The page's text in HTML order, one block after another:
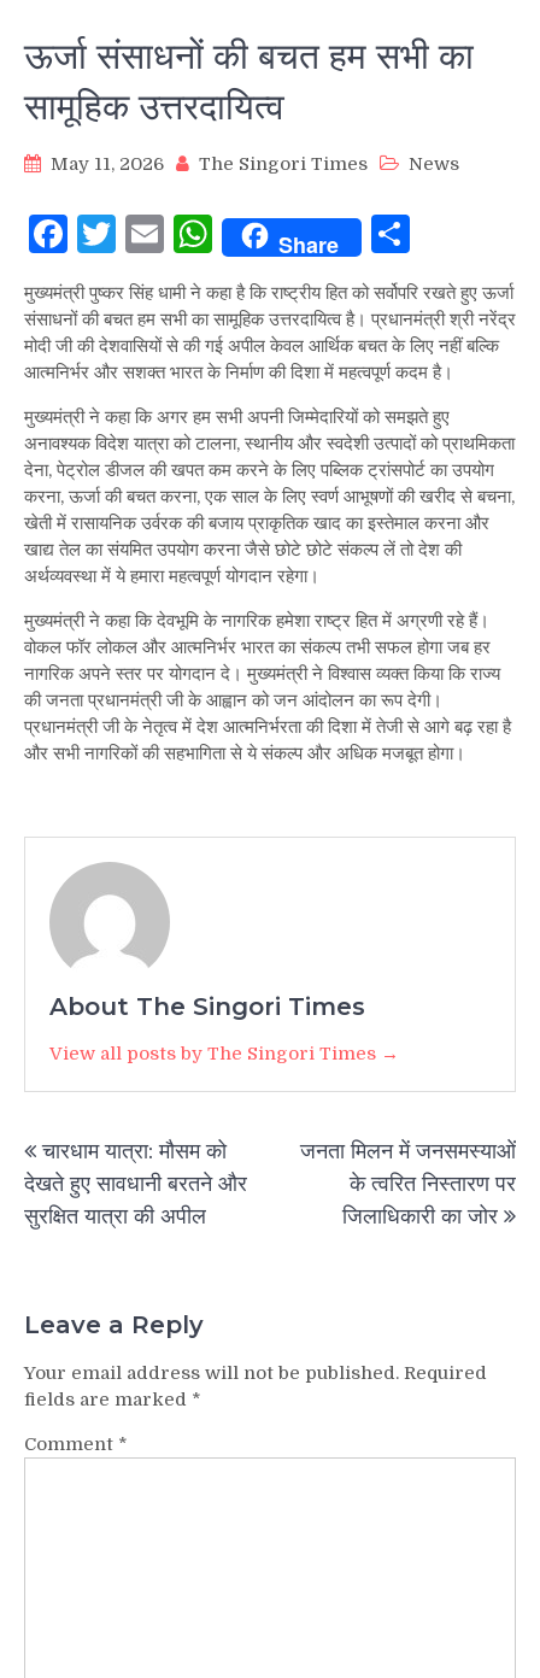
ऊर्जा संसाधनों की बचत हम सभी का
सामूहिक उत्तरदायित्व
May 11, 2026 The Singori Times News
Facebook
Twitter
EmailWhatsApp
Share
मुख्यमंत्री पुष्कर सिंह धामी ने कहा है कि राष्ट्रीय हित को सर्वोपरि रखते हुए ऊर्जा
संसाधनों की बचत हम सभी का सामूहिक उत्तरदायित्व है। प्रधानमंत्री श्री नरेंद्र
मोदी जी की देशवासियों से की गई अपील केवल आर्थिक बचत के लिए नहीं बल्कि
आत्मनिर्भर और सशक्त भारत के निर्माण की दिशा में महत्वपूर्ण कदम है।
मुख्यमंत्री ने कहा कि अगर हम सभी अपनी जिम्मेदारियों को समझते हुए
अनावश्यक विदेश यात्रा को टालना, स्थानीय और स्वदेशी उत्पादों को प्राथमिकता
देना, पेट्रोल डीजल की खपत कम करने के लिए पब्लिक ट्रांसपोर्ट का उपयोग
करना, ऊर्जा की बचत करना, एक साल के लिए स्वर्ण आभूषणों की खरीद से बचना,
खेती में रासायनिक उर्वरक की बजाय प्राकृतिक खाद का इस्तेमाल करना और
खाद्य तेल का संयमित उपयोग करना जैसे छोटे छोटे संकल्प लें तो देश की
अर्थव्यवस्था में ये हमारा महत्वपूर्ण योगदान रहेगा।
मुख्यमंत्री ने कहा कि देवभूमि के नागरिक हमेशा राष्ट्र हित में अग्रणी रहे हैं।
वोकल फॉर लोकल और आत्मनिर्भर भारत का संकल्प तभी सफल होगा जब हर
नागरिक अपने स्तर पर योगदान दे। मुख्यमंत्री ने विश्वास व्यक्त किया कि राज्य
की जनता प्रधानमंत्री जी के आह्वान को जन आंदोलन का रूप देगी।
प्रधानमंत्री जी के नेतृत्व में देश आत्मनिर्भरता की दिशा में तेजी से आगे बढ़ रहा है
और सभी नागरिकों की सहभागिता से ये संकल्प और अधिक मजबूत होगा।
About The Singori Times
View all posts by The Singori Times →
navigation
चारधाम यात्रा: मौसम को
देखते हुए सावधानी बरतने और
सुरक्षित यात्रा की अपील
जनता मिलन में जनसमस्याओं
के त्वरित निस्तारण पर
जिलाधिकारी का जोर
Leave a Reply
Your email address will not be published. Required
fields are marked *
Comment *